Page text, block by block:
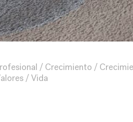
Crecimiento
Vida